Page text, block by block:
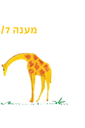
מענה 7